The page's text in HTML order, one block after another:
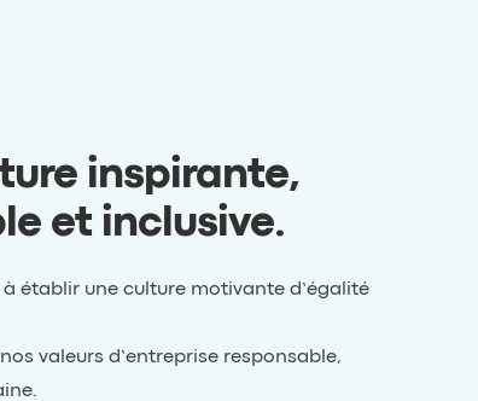
inspirante,
et inclusive.
établir une culture motivante d’égalité
valeurs d’entreprise responsable,